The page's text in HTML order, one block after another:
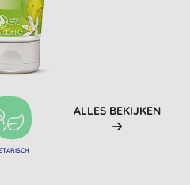
ALLES BEKIJKEN